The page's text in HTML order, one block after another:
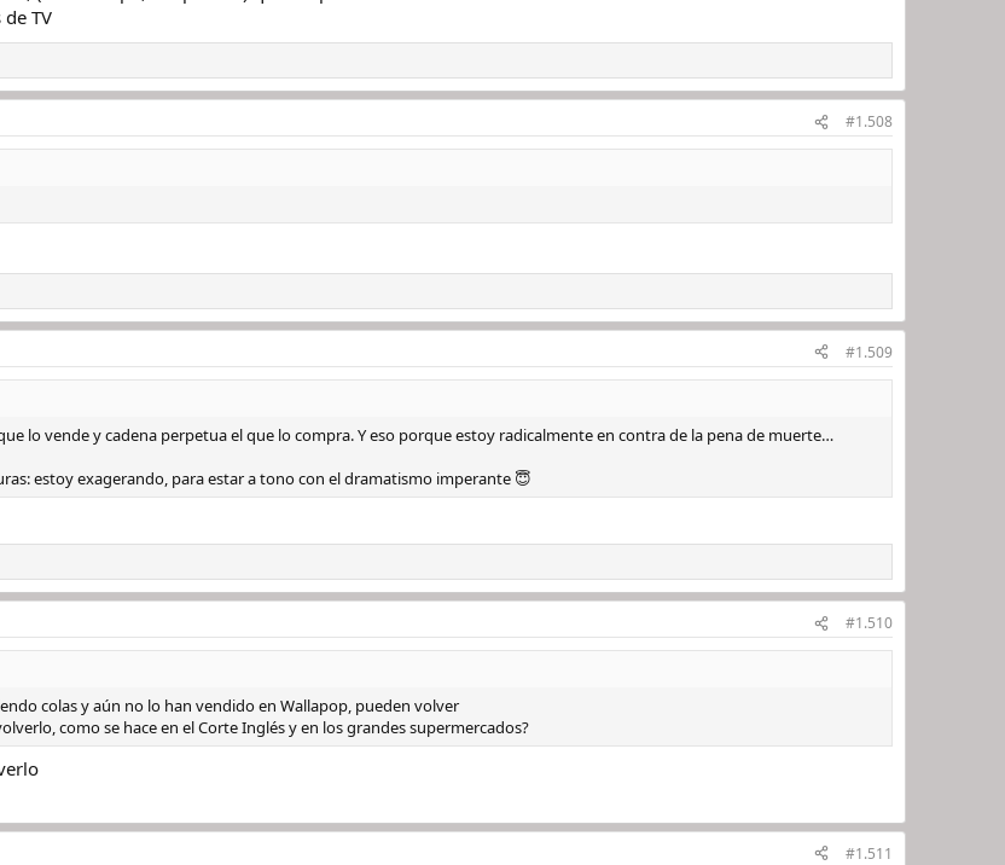
TV
#1.508
#1.509
lo vende y cadena perpetua el que lo compra. Y eso porque estoy radicalmente en contra de la pena de muerte…
estoy exagerando, para estar a tono con el dramatismo imperante 😇
#1.510
colas y aún no lo han vendido en Wallapop, pueden volver
como se hace en el Corte Inglés y en los grandes supermercados?
#1.511